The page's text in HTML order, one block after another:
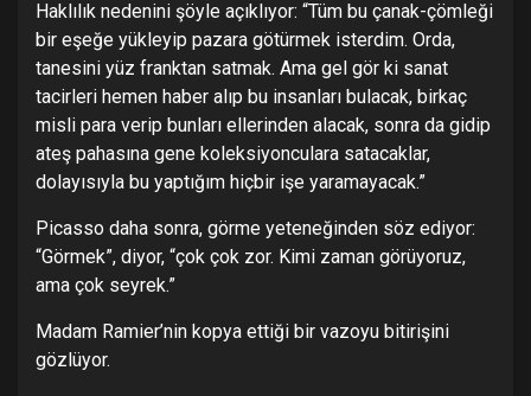
Haklılık nedenini şöyle açıklıyor: “Tüm bu çanak-çömleği
bir eşeğe yükleyip pazara götürmek isterdim. Orda,
tanesini yüz franktan satmak. Ama gel gör ki sanat
tacirleri hemen haber alıp bu insanları bulacak, birkaç
misli para verip bunları ellerinden alacak, sonra da gidip
ateş pahasına gene koleksiyonculara satacaklar,
dolayısıyla bu yaptığım hiçbir işe yaramayacak.”
Picasso daha sonra, görme yeteneğinden söz ediyor:
“Görmek”, diyor, “çok çok zor. Kimi zaman görüyoruz,
ama çok seyrek.”
Madam Ramier’nin kopya ettiği bir vazoyu bitirişini
gözlüyor.